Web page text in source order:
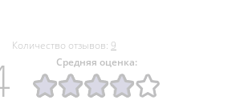
Количество отзывов: 9
Средняя оценка: